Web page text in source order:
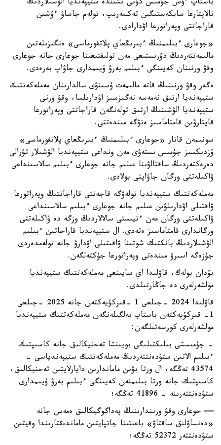
باستاپ ءۇش جۇمىس كۇنى ىشىندە ستيپەنديا الۋشىلاردىڭ
تالاپتارعا سايكەستىگىن تەكسەرىپ، تولەم جاساۋ ءۇشىن
قاراجاتتى وپەراتورعا اۋدارادى.
«جوعارى ءبىلىمنىڭ ءبىرىڭعاي پلاتفورماسى» ەنگىزىلەتىن
مالىمەتتەردىڭ دۇرىستىعى مەن تولىقتىعىنا جوعارى جانە جوعارى
وقۋ ورنىنان كەيىنگى ءبىلىم بەرۋ ۇيىمدارى جاۋاپ بەرەدى.
ەگەر وقۋ ورنىنىڭ قاتە مالىمەت ۇسىنۋى سالدارىنان مەملەكەتتىك
ستيپەنديا ارتىق نەمەسە نەگىزسىز اۋدارىلسا، وقۋ ورنى
ستيپەنديا الۋشىنىڭ ارتىق تولەنگەن قاراجاتتى وپەراتورعا
قايتارۋىن قامتاماسىز ەتۋگە مىندەتتى.
سونىمەن قاتار «جوعارى ءبىلىمنىڭ ءبىرىڭعاي پلاتفورماسى»
ۇزدىكسىز جۇمىس ىستەۋى مەن ونداعى ستيپەنديا الۋشىلار تۋرالى
دەرەكتەردىڭ ساقتالۋىنا عىلىم جانە جوعارى ءبىلىم سالاسىنداعى
ۋاكىلەتتى ورگان جاۋاپتى بولادى.
مەملەكەتتىك ستيپەنديا تولەۋگە قاجەتتى قاراجاتتىڭ وپەراتورعا
ۋاقتىلى اۋدارىلۋىن عىلىم جانە جوعارى ءبىلىم سالاسىنداعى
ۋاكىلەتتى ورگان مەن ءتيىستى سالالاردىڭ وزگە دە ۋاكىلەتتى
ورگاندارى قامتاماسىز ەتەدى. ال ستيپەنديا قاراجاتىن ءبىلىم
الۋشىلاردىڭ بانكتىك شوتىنا ۋاقىتىلى اۋدارۋ جانە تولەمدەردى
جۇزەگە اسىرۋ مىندەتى وپەراتورعا جۇكتەلگەن.
بۇدان بولەك، قاۋلىدا اي سايىنعى مەملەكەتتىك ستيپەنديا
مولشەرلەرى دە جاڭارتىلدى.
قاۋلىدا 2024 -جىلعى 1 -قىركۇيەكتەن جانە 2025 -جىلعى
1- قىركۇيەكتەن باستاپ بەلگىلەنگەن مەملەكەتتىك ستيپەنديا
مولشەرلەرى كورسەتىلگەن:
- جۇمىسشى بىلىكتىلىگى بويىنشا تەحنيكالىق جانە كاسىپتىك
ءبىلىم الاتىن ستۋدەنتتەردىڭ مەملەكەتتىك ستيپەندياسى -
43574 تەڭگە، ال ورتا بۋىن ماماندارىن دايارلايتىن تەحنيكالىق،
كاسىپتىك جانە ورتا بىلىمنەن كەيىنگى ءبىلىم بەرۋ ۇيىمدارى
ستۋدەنتتەرىنە - 41896 تەڭگە؛
— جوعارى وقۋ ورىندارىنىڭ پەداگوگيكالىق ەمەس جانە
«دەنساۋلىق ساقتاۋ» باعىتىنا جاتپايتىن ماماندىقتارىندا وقيتىن
ستۋدەنتتەر 52372 تەڭگە؛